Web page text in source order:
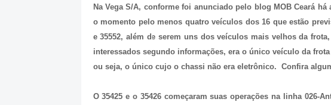
Na Vega S/A, conforme foi anunciado pelo blog MOB Ceará
o momento pelo menos quatro veículos dos 16 que estão
e 35552, além de serem uns dos veículos mais velhos da
interessados segundo informações, era o único veículo da
ou seja, o único cujo o chassi não era eletrônico. Confira
O 35425 e o 35426 começaram suas operações na linha 026-